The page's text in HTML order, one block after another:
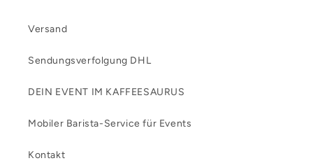
Versand
Sendungsverfolgung DHL
DEIN EVENT IM KAFFEESAURUS
Mobiler Barista-Service für Events
Kontakt